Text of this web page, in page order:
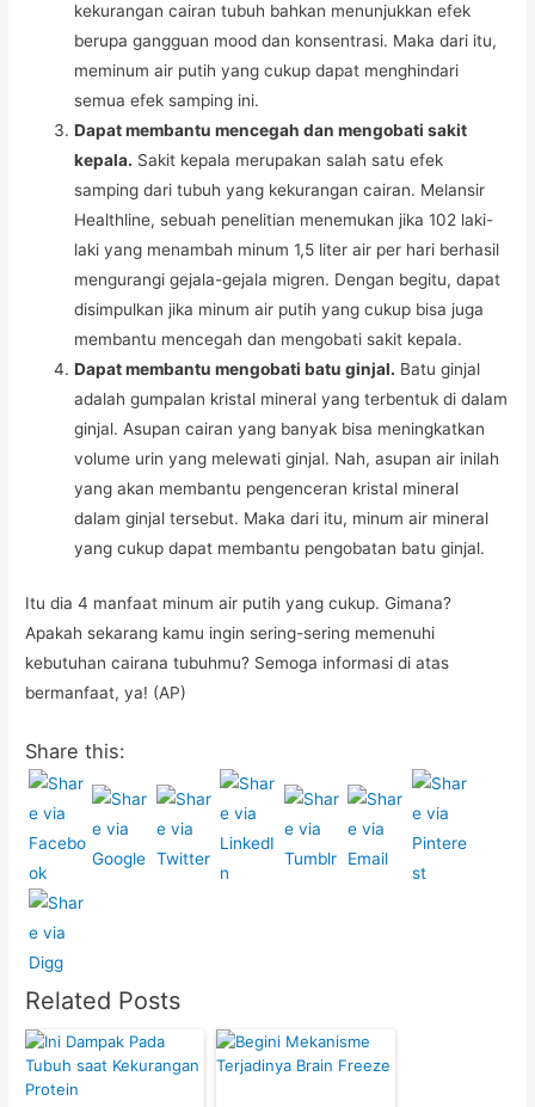
kekurangan cairan tubuh bahkan menunjukkan efek
berupa gangguan mood dan konsentrasi. Maka dari itu,
meminum air putih yang cukup dapat menghindari
semua efek samping ini.
Dapat membantu mencegah dan mengobati sakit
kepala. Sakit kepala merupakan salah satu efek
samping dari tubuh yang kekurangan cairan. Melansir
Healthline, sebuah penelitian menemukan jika 102 laki-
laki yang menambah minum 1,5 liter air per hari berhasil
mengurangi gejala-gejala migren. Dengan begitu, dapat
disimpulkan jika minum air putih yang cukup bisa juga
membantu mencegah dan mengobati sakit kepala.
Dapat membantu mengobati batu ginjal. Batu ginjal
adalah gumpalan kristal mineral yang terbentuk di dalam
ginjal. Asupan cairan yang banyak bisa meningkatkan
volume urin yang melewati ginjal. Nah, asupan air inilah
yang akan membantu pengenceran kristal mineral
dalam ginjal tersebut. Maka dari itu, minum air mineral
yang cukup dapat membantu pengobatan batu ginjal.
Itu dia 4 manfaat minum air putih yang cukup. Gimana?
Apakah sekarang kamu ingin sering-sering memenuhi
kebutuhan cairana tubuhmu? Semoga informasi di atas
bermanfaat, ya! (AP)
Share this:
Related Posts